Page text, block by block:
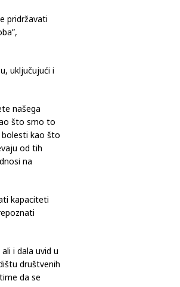
pridržavati
uključujući i
našega
što smo to
kao što
od tih
na
kapaciteti
i dala uvid u
društvenih
da se